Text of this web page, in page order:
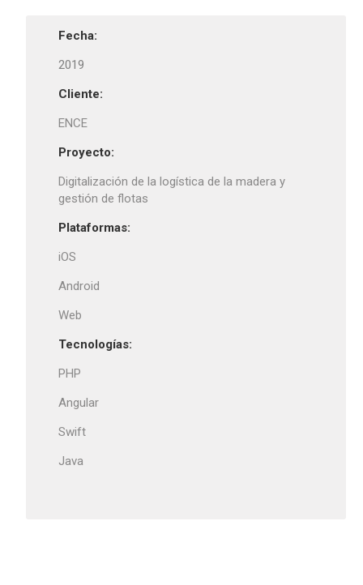
Fecha:
2019
Cliente:
ENCE
Proyecto:
Digitalización de la logística de la madera y
gestión de flotas
Plataformas:
iOS
Android
Web
Tecnologías:
PHP
Angular
Swift
Java